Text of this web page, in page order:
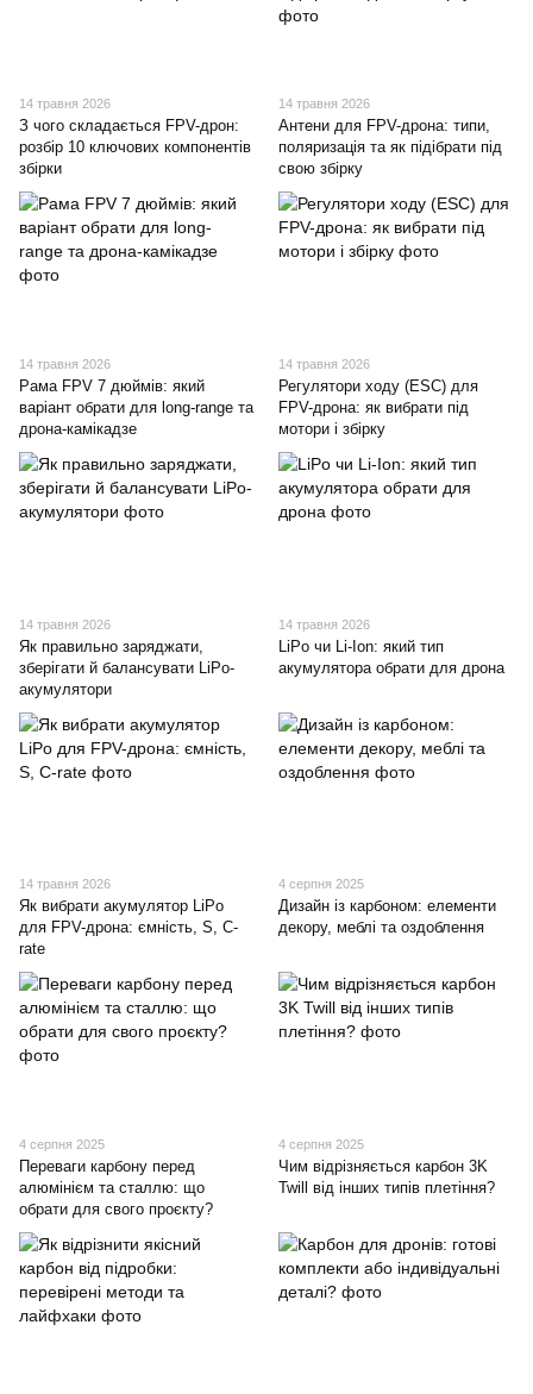
14 травня 2026
З чого складається FPV-дрон:
розбір 10 ключових компонентів
збірки
14 травня 2026
Антени для FPV-дрона: типи,
поляризація та як підібрати під
свою збірку
14 травня 2026
Рама FPV 7 дюймів: який
варіант обрати для long-range та
дрона-камікадзе
14 травня 2026
Регулятори ходу (ESC) для
FPV-дрона: як вибрати під
мотори і збірку
14 травня 2026
Як правильно заряджати,
зберігати й балансувати LiPo-
акумулятори
14 травня 2026
LiPo чи Li-Ion: який тип
акумулятора обрати для дрона
14 травня 2026
Як вибрати акумулятор LiPo
для FPV-дрона: ємність, S, C-
rate
4 серпня 2025
Дизайн із карбоном: елементи
декору, меблі та оздоблення
4 серпня 2025
Переваги карбону перед
алюмінієм та сталлю: що
обрати для свого проєкту?
4 серпня 2025
Чим відрізняється карбон 3K
Twill від інших типів плетіння?